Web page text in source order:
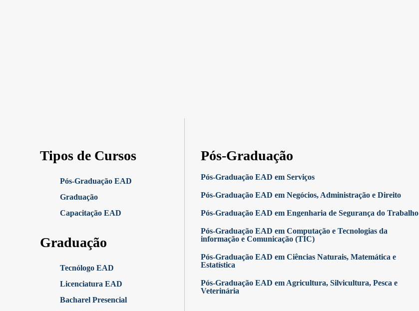
Tipos de Cursos
Pós-Graduação EAD
Graduação
Capacitação EAD
Graduação
Tecnólogo EAD
Licenciatura EAD
Bacharel Presencial
Pós-Graduação
Pós-Graduação EAD em Serviços
Pós-Graduação EAD em Negócios, Administração e Direito
Pós-Graduação EAD em Engenharia de Segurança do Trabalho
Pós-Graduação EAD em Computação e Tecnologias da
informação e Comunicação (TIC)
Pós-Graduação EAD em Ciências Naturais, Matemática e
Estatística
Pós-Graduação EAD em Agricultura, Silvicultura, Pesca e
Veterinária